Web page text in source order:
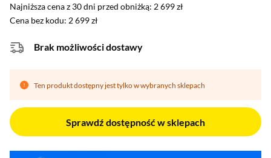
Najniższa cena z 30 dni przed obniżką: 2 699 zł
Najniższa cena z 30 dni przed obniżką: 2 699 zł
Cena bez kodu: 2 699 zł
Cena bez kodu: 2 699 zł
Brak możliwości dostawy
Ten produkt dostępny jest tylko w wybranych sklepach
Sprawdź dostępność w sklepach